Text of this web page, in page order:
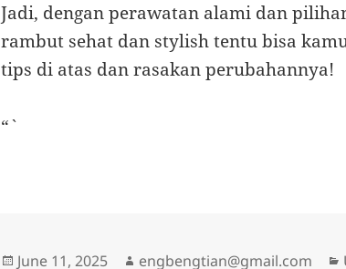
Jadi, dengan perawatan alami dan
rambut sehat dan stylish tentu bisa
tips di atas dan rasakan perubahannya!
“`
Posted
June 11, 2025 Author
engbengtian@gmail.com